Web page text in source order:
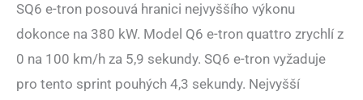
SQ6 e-tron posouvá hranici nejvyššího výkonu
dokonce na 380 kW. Model Q6 e-tron quattro zrychlí z
0 na 100 km/h za 5,9 sekundy. SQ6 e-tron vyžaduje
pro tento sprint pouhých 4,3 sekundy. Nejvyšší